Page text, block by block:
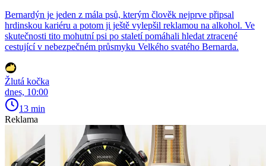
Bernardýn je jeden z mála psů, kterým člověk nejprve připsal
hrdinskou kariéru a potom ji ještě vylepšil reklamou na alkohol. Ve
skutečnosti tito mohutní psi po staletí pomáhali hledat ztracené
cestující v nebezpečném průsmyku Velkého svatého Bernarda.
Žlutá kočka
dnes, 10:00
13 min
Reklama